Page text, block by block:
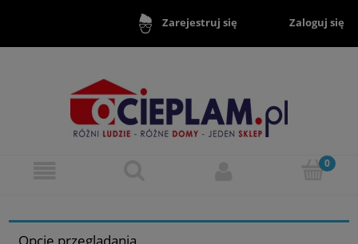
Zarejestruj się Zaloguj się